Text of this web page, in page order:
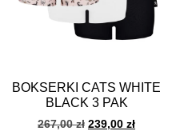
BOKSERKI CATS WHITE
BLACK 3 PAK
267,00zł 239,00 zł